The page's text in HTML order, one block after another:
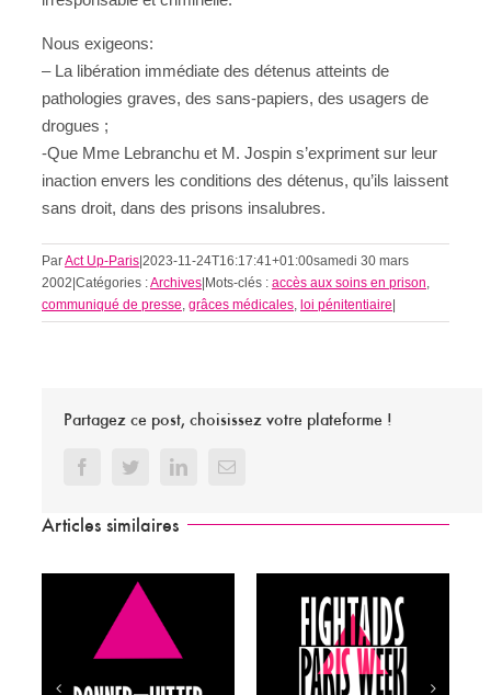
Nous exigeons:
– La libération immédiate des détenus atteints de
pathologies graves, des sans-papiers, des usagers de
drogues ;
-Que Mme Lebranchu et M. Jospin s’expriment sur leur
inaction envers les conditions des détenus, qu’ils laissent
sans droit, dans des prisons insalubres.
ParAct Up-Paris|2023-11-24T16:17:41+01:00samedi 30 mars
2002|Catégories :Archives|Mots-clés : accès aux soins en prison
communiqué de presse grâces médicales loi pénitentiaire|
Partagez ce post, choisissez votre plateforme !
FacebookTwitterLinkedInEmail
Articles similaires